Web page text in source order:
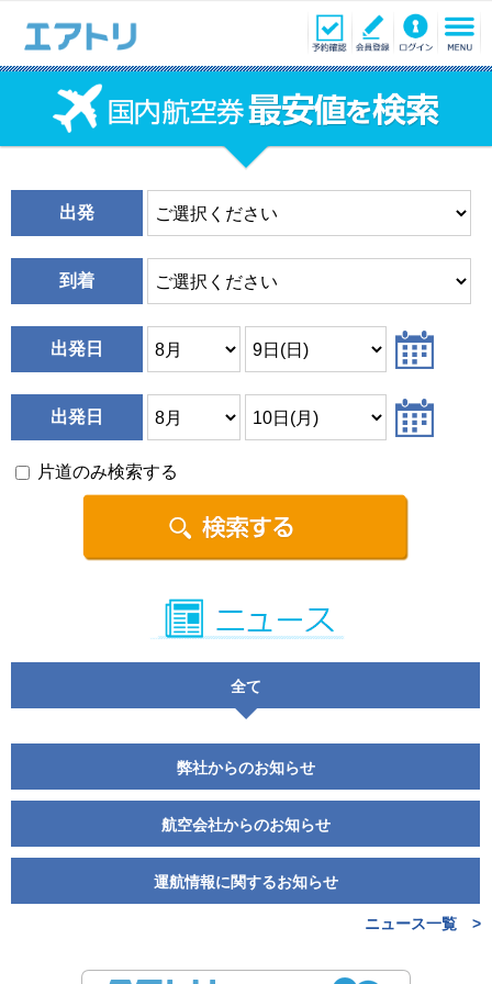
出発
到着
出発日
出発日
片道のみ検索する
全て
弊社からのお知らせ
航空会社からのお知らせ
運航情報に関するお知らせ
ニュース一覧 >